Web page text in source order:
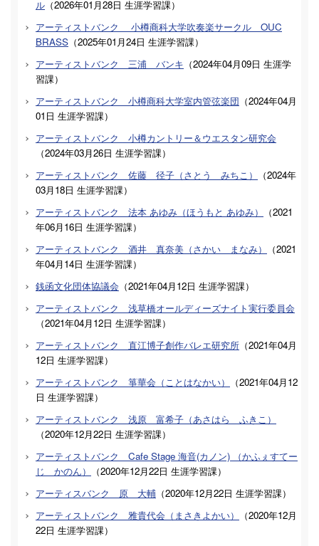
ル （2026年01月28日 生涯学習課）
アーティストバンク 小樽商科大学吹奏楽サークル OUC
BRASS （2025年01月24日 生涯学習課）
アーティストバンク 三浦 バンキ （2024年04月09日 生涯学
習課）
アーティストバンク 小樽商科大学室内管弦楽団 （2024年04月
01日 生涯学習課）
アーティストバンク 小樽カントリー＆ウエスタン研究会
（2024年03月26日 生涯学習課）
アーティストバンク 佐藤 径子（さとう みちこ）
（2024年
03月18日 生涯学習課）
アーティストバンク 法本 あゆみ（ほうもと あゆみ）
（2021
年06月16日 生涯学習課）
アーティストバンク 酒井 真奈美（さかい まなみ）
（2021
年04月14日 生涯学習課）
銭函文化団体協議会 （2021年04月12日 生涯学習課）
アーティストバンク 浅草橋オールディーズナイト実行委員会
（2021年04月12日 生涯学習課）
アーティストバンク 直江博子創作バレエ研究所 （2021年04月
12日 生涯学習課）
アーティストバンク 箏華会（ことはなかい）
（2021年04月12
日 生涯学習課）
アーティストバンク 浅原 富希子（あさはら ふきこ）
（2020年12月22日 生涯学習課）
アーティストバンク Cafe Stage 海音(カノン) （かふぇすてー
じ かのん）
（2020年12月22日 生涯学習課）
アーティスバンク 原 大輔 （2020年12月22日 生涯学習課）
アーティストバンク 雅貴代会（まさきよかい）
（2020年12月
22日 生涯学習課）